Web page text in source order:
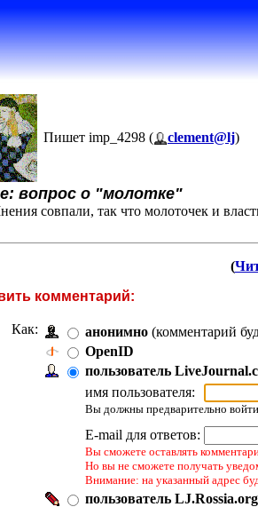
Пишет imp_4298 ( clement@lj)
вопрос о "молотке"
совпали, так что молоточек и
(
комментарий:
Как: анонимно (комментарий
OpenID
пользователь
имя пользователя:
Вы должны предварительно
E-mail для ответов:
Вы сможете оставлять
Но вы не сможете получать
Внимание: на указанный адрес
пользователь LJ.Rossia.org